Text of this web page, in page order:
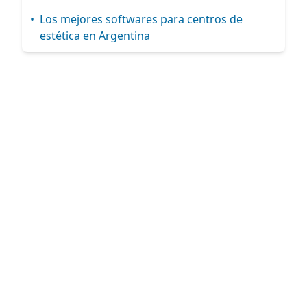
• Los mejores softwares para centros de
estética en Argentina